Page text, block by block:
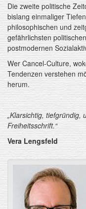
Die zweite politische
bislang einmaliger
philosophischen und
gefährlichsten
postmodernen
Wer Cancel-Culture,
Tendenzen verstehen
herum.
„Klarsichtig, tiefgründig,
Freiheitsschrift.“
Vera Lengsfeld